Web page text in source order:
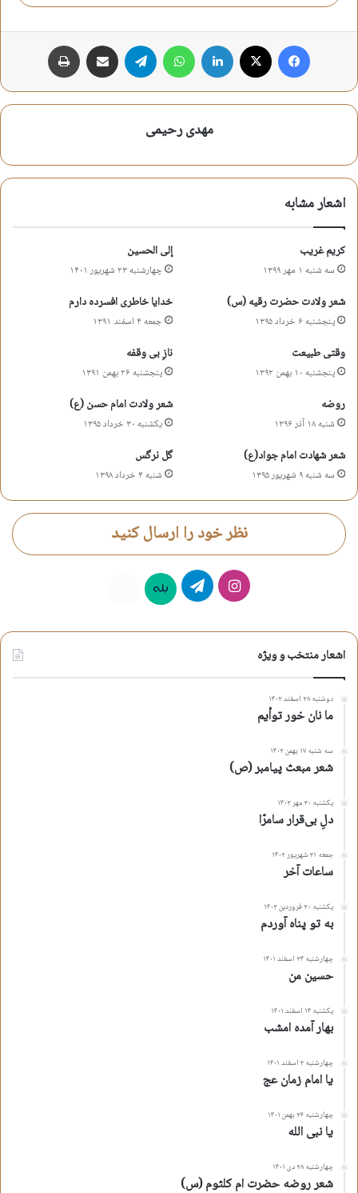
که شیر از دهن تو شکر طلب کار است
کسی به غیر خودت با خدا نمی دانست
که تیغ بوسه ای از فرق سر طلب کار است
مهدی رحیمی زمستان
اشعار
حضرت علی (ع)
روضه شهادت
مدح
مناجات
کپی آدرس کوتاه
فیس بوک لینکدین تلگرام اشتراک گذاری از طریق ایمیل
مهدی رحیمی
اشعار مشابه
کریم غریب
سه شنبه ۱ مهر ۱۳۹۹
إلی الحسین
چهارشنبه ۲۳ شهریور ۱۴۰۱
شعر ولادت حضرت رقیه (س)
پنجشنبه ۶ خرداد ۱۳۹۵
خدایا خاطری افسرده دارم
جمعه ۴ اسفند ۱۳۹۱
وقتی طبیعت
پنجشنبه ۱۰ بهمن ۱۳۹۲
نازِ بی وقفه
پنجشنبه ۲۶ بهمن ۱۳۹۱
روضه
شنبه ۱۸ آذر ۱۳۹۶
شعر ولادت امام حسن (ع)
یکشنبه ۳۰ خرداد ۱۳۹۵
شعر شهادت امام جواد(ع)
سه شنبه ۹ شهریور ۱۳۹۵
گل نرگس
شنبه ۴ خرداد ۱۳۹۸
نظر خود را ارسال کنید
اینستاگرامتلگرام بله
اشعار منتخب و ویژه
دوشنبه ۲۸ اسفند ۱۴۰۲
ما نان خور توأیم
سه شنبه ۱۷ بهمن ۱۴۰۲
شعر مبعث پیامبر (ص)
یکشنبه ۳۰ مهر ۱۴۰۲
دلِ بی‌قرار سامرّا
جمعه ۳۱ شهریور ۱۴۰۲
ساعات آخر
یکشنبه ۲۰ فروردین ۱۴۰۲
به تو پناه آوردم
چهارشنبه ۲۴ اسفند ۱۴۰۱
حسین من
یکشنبه ۱۴ اسفند ۱۴۰۱
بهار آمده امشب
چهارشنبه ۳ اسفند ۱۴۰۱
یا امام زمان عج
چهارشنبه ۲۶ بهمن ۱۴۰۱
یا نبی الله
چهارشنبه ۲۸ دی ۱۴۰۱
شعر روضه حضرت ام کلثوم (س)